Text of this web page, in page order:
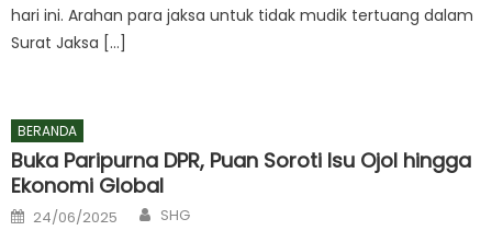
hari ini. Arahan para jaksa untuk tidak mudik tertuang dalam
Surat Jaksa […]
BERANDA
Buka Paripurna DPR, Puan Soroti Isu Ojol hingga
Ekonomi Global
Posted
on
24/06/2025 Author
SHG